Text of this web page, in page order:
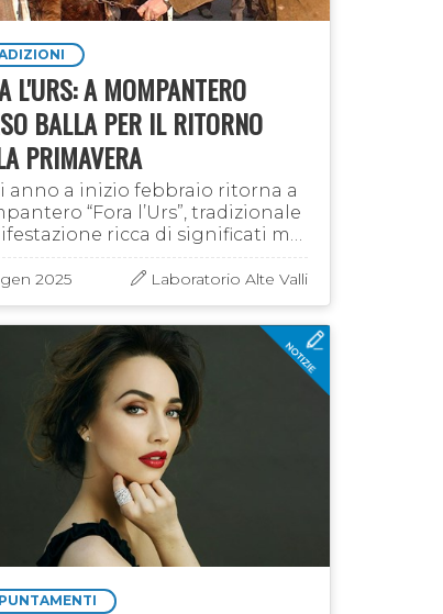
L'URS: A MOMPANTERO
BALLA PER IL RITORNO
PRIMAVERA
anno a inizio febbraio ritorna a
“Fora l’Urs”, tradizionale
ricca di significati ma
origini incerte. Questa
leggenda narra di un barbaro
sembianze …
2025 Laboratorio Alte Valli